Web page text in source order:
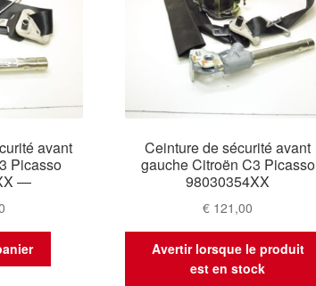
avant
Picasso
—
Ceinture de sécurité avant
gauche Citroën C3 Picasso
98030354XX
€ 121,00
Avertir lorsque le produit
est en stock